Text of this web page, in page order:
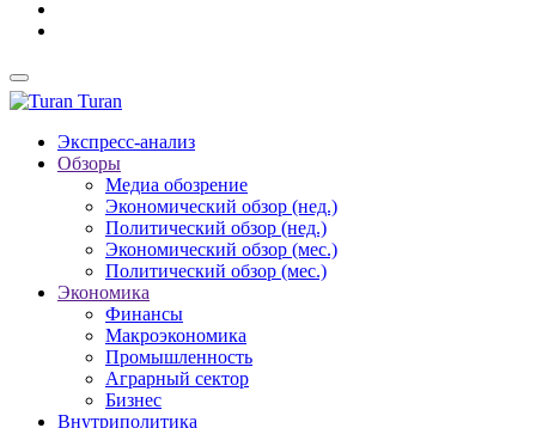
Turan
Экспресс-анализ
Обзоры
Медиа обозрение
Экономический обзор (нед.)
Политический обзор (нед.)
Экономический обзор (мес.)
Политический обзор (мес.)
Экономика
Финансы
Макроэкономика
Промышленность
Аграрный сектор
Бизнес
Внутриполитика